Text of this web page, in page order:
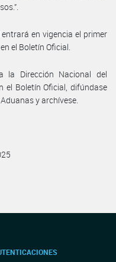
entrará en vigencia el primer
el Boletín Oficial.
la Dirección Nacional del
el Boletín Oficial, difúndase
y archívese.